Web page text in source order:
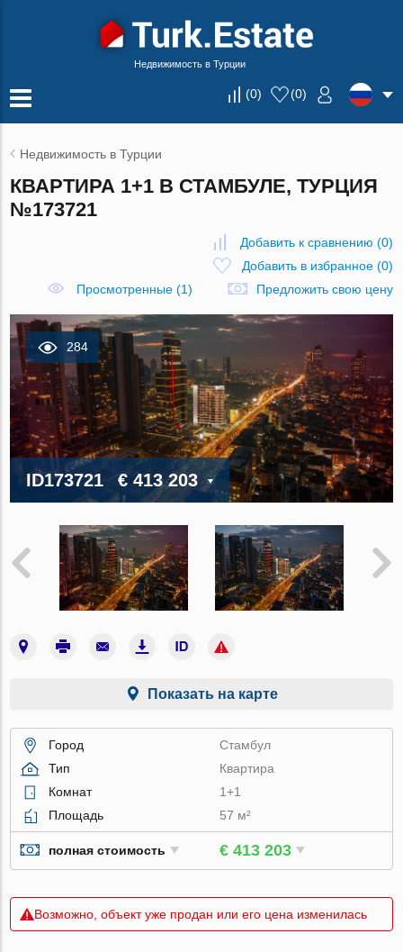
Недвижимость в Турции
(0) (0)
Недвижимость в Турции
КВАРТИРА 1+1 В СТАМБУЛЕ, ТУРЦИЯ
№173721
Добавить к сравнению (0)
Добавить в избранное(0)
Просмотренные (1)
Предложить свою цену
284
ID173721 € 413 203
Показать на карте
Город
Стамбул
Тип
Квартира
Комнат
1+1
Площадь
57 м²
полная стоимость € 413 203
Возможно, объект уже продан или его цена изменилась